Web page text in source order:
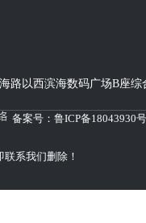
路以西滨海数码广场B座综
备案号： 鲁ICP备18043930
系我们删除！